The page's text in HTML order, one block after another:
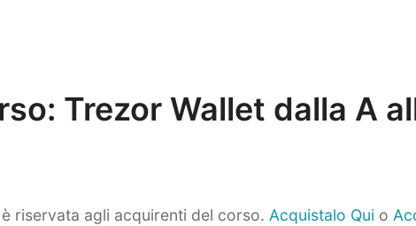
Trezor Wallet dalla A
riservata agli acquirenti del corso. Acquistalo Qui o